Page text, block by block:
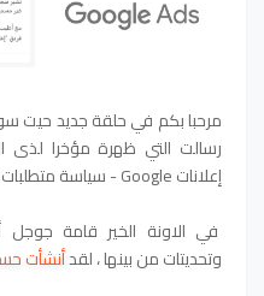
مرحبا بكم في حلقة جديد حيت
رسالت التي ظهرة مؤخرا لذى
إعلانات Google - سياسة متطلبات الوجهة ؟
في الاونة الخير قامة
وتحديتات من بينها،لقدأنشأت